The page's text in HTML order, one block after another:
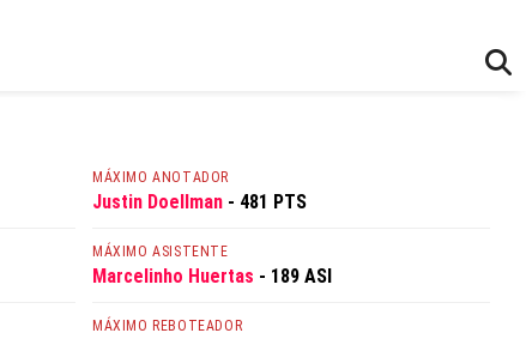
MÁXIMO ANOTADOR
Justin Doellman - 481 PTS
MÁXIMO ASISTENTE
Marcelinho Huertas - 189 ASI
MÁXIMO REBOTEADOR